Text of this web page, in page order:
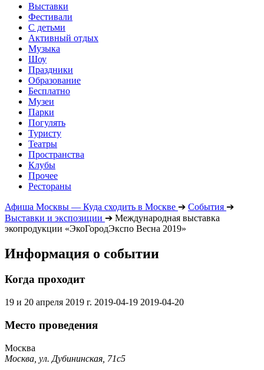
Выставки
Фестивали
С детьми
Активный отдых
Музыка
Шоу
Праздники
Образование
Бесплатно
Музеи
Парки
Погулять
Туристу
Театры
Пространства
Клубы
Прочее
Рестораны
Афиша Москвы — Куда сходить в Москве ➔ События ➔
Выставки и экспозиции ➔ Международная выставка
экопродукции «ЭкоГородЭкспо Весна 2019»
Информация о событии
Когда проходит
19 и 20 апреля 2019 г. 2019-04-19 2019-04-20
Место проведения
Москва
Москва, ул. Дубининская, 71с5